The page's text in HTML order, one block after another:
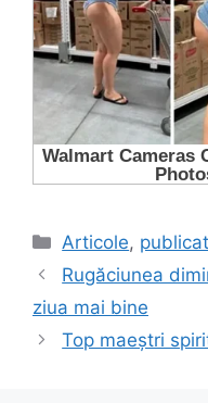
Categorii
Articole,
Rugăciunea
ziua mai bine
Top maeștri